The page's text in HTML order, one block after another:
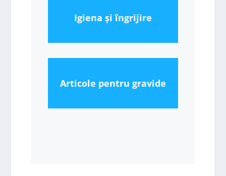
Igiena și îngrijire
Articole pentru gravide